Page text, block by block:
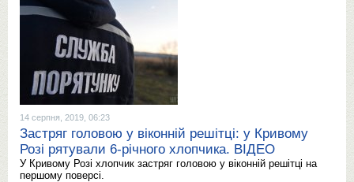
14 серпня, 2019, 06:23
Застряг головою у віконній решітці: у Кривому
Розі рятували 6-річного хлопчика. ВІДЕО
У Кривому Розі хлопчик застряг головою у віконній решітці на
першому поверсі.